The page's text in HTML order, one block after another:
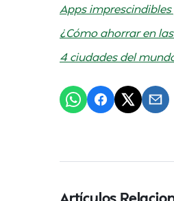
Apps
¿Cómo ahorrar en
4 ciudades del